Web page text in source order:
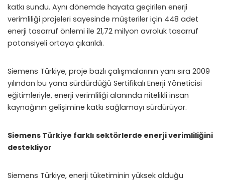
katkı sundu. Aynı dönemde hayata geçirilen enerji
verimliliği projeleri sayesinde müşteriler için 448 adet
enerji tasarruf önlemi ile 21,72 milyon avroluk tasarruf
potansiyeli ortaya çıkarıldı.
Siemens Türkiye, proje bazlı çalışmalarının yanı sıra 2009
yılından bu yana sürdürdüğü Sertifikalı Enerji Yöneticisi
eğitimleriyle, enerji verimliliği alanında nitelikli insan
kaynağının gelişimine katkı sağlamayı sürdürüyor.
Siemens Türkiye farklı sektörlerde enerji verimliliğini
destekliyor
Siemens Türkiye, enerji tüketiminin yüksek olduğu